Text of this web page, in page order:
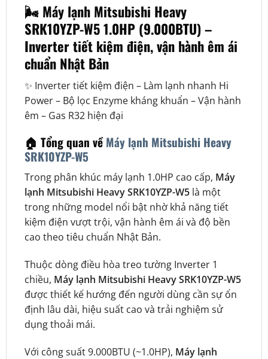
🌬️ Máy lạnh Mitsubishi Heavy
SRK10YZP-W5 1.0HP (9.000BTU) –
Inverter tiết kiệm điện, vận hành êm ái
chuẩn Nhật Bản
✨ Inverter tiết kiệm điện – Làm lạnh nhanh Hi
Power – Bộ lọc Enzyme kháng khuẩn – Vận hành
êm – Gas R32 hiện đại
🏠 Tổng quan về Máy lạnh Mitsubishi Heavy
SRK10YZP-W5
Trong phân khúc máy lạnh 1.0HP cao cấp, Máy
lạnh Mitsubishi Heavy SRK10YZP-W5là một
trong những model nổi bật nhờ khả năng tiết
kiệm điện vượt trội, vận hành êm ái và độ bền
cao theo tiêu chuẩn Nhật Bản.
Thuộc dòng điều hòa treo tường Inverter 1
chiều, Máy lạnh Mitsubishi Heavy SRK10YZP-W5
được thiết kế hướng đến người dùng cần sự ổn
định lâu dài, hiệu suất cao và trải nghiệm sử
dụng thoải mái.
Với công suất 9.000BTU (~1.0HP), Máy lạnh